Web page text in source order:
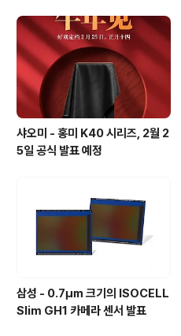
샤오미 - 홍미 K40 시리즈, 2월 2
5일 공식 발표 예정
삼성 - 0.7㎛ 크기의 ISOCELL
Slim GH1 카메라 센서 발표